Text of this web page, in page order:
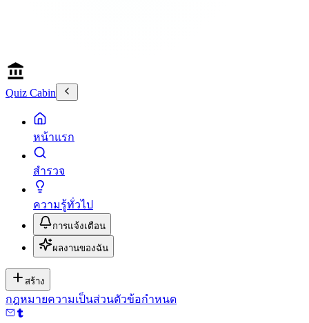
Quiz Cabin
หน้าแรก
สำรวจ
ความรู้ทั่วไป
การแจ้งเตือน
ผลงานของฉัน
สร้าง
กฎหมายความเป็นส่วนตัวข้อกำหนด